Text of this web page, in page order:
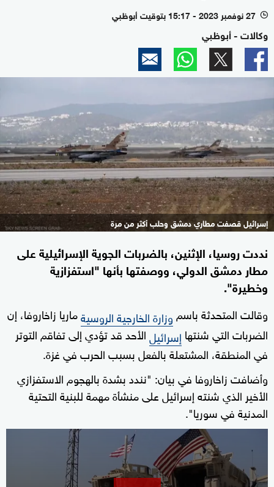
l 27 نوفمبر 2023 - 15:17 بتوقيت أبوظبي
وكالات - أبوظبي
إسرائيل قصفت مطاري دمشق وحلب أكثر من مرة
نددت روسيا، الإثنين، بالضربات الجوية الإسرائيلية على
مطار دمشق الدولي، ووصفتها بأنها "استفزازية
وخطيرة".
وقالت المتحدثة باسم وزارة الخارجية الروسيةماريا زاخاروفا، إن
الضربات التي شنتها إسرائيلالأحد قد تؤدي إلى تفاقم التوتر
في المنطقة، المشتعلة بالفعل بسبب الحرب في غزة.
وأضافت زاخاروفا في بيان: "نندد بشدة بالهجوم الاستفزازي
الأخير الذي شنته إسرائيل على منشأة مهمة للبنية التحتية
المدنية في سوريا".